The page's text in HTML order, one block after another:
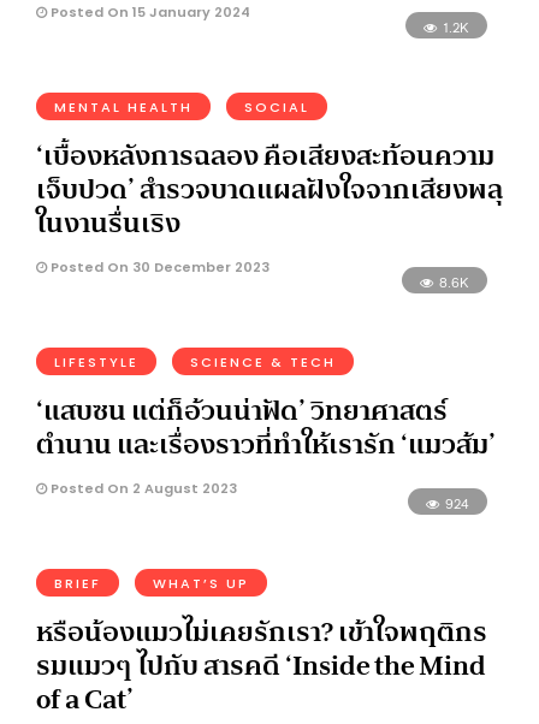
Posted On 15 January 2024
1.2K
MENTAL HEALTH SOCIAL
‘เบื้องหลังการฉลอง คือเสียงสะท้อนความ
เจ็บปวด’ สำรวจบาดแผลฝังใจจากเสียงพลุ
ในงานรื่นเริง
Posted On 30 December 2023
8.6K
LIFESTYLE SCIENCE & TECH
‘แสบซน แต่ก็อ้วนน่าฟัด’ วิทยาศาสตร์
ตำนาน และเรื่องราวที่ทำให้เรารัก ‘แมวส้ม’
Posted On 2 August 2023
924
BRIEF WHAT’S UP
หรือน้องแมวไม่เคยรักเรา? เข้าใจพฤติกร
รมแมวๆ ไปกับ สารคดี ‘Inside the Mind
of a Cat’